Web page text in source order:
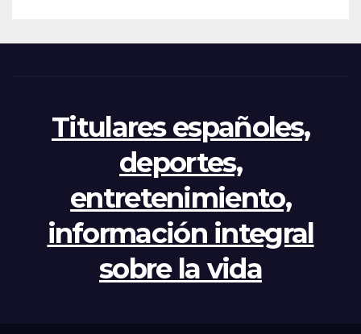
Titulares españoles,
deportes,
entretenimiento,
información integral
sobre la vida